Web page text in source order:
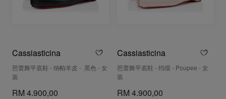
Cassiasticina
芭蕾舞平底鞋 - 纳帕羊皮 - 黑色 - 女
装
RM 4.900,00
Cassiasticina
芭蕾舞平底鞋 - 绉缎 - Poupee - 女
装
RM 4.900,00